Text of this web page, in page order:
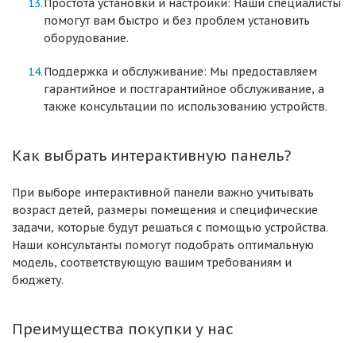
Простота установки и настройки: Наши специалисты
помогут вам быстро и без проблем установить
оборудование.
Поддержка и обслуживание: Мы предоставляем
гарантийное и постгарантийное обслуживание, а
также консультации по использованию устройств.
Как выбрать интерактивную панель?
При выборе интерактивной панели важно учитывать
возраст детей, размеры помещения и специфические
задачи, которые будут решаться с помощью устройства.
Наши консультанты помогут подобрать оптимальную
модель, соответствующую вашим требованиям и
бюджету.
Преимущества покупки у нас